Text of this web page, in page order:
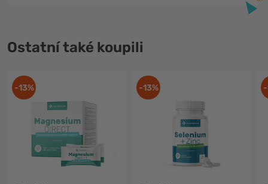
Ostatní také koupili
-13% -13%